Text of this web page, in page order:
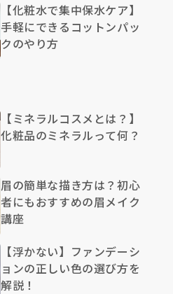
【化粧水で集中保水ケア】
手軽にできるコットンパッ
クのやり方
【ミネラルコスメとは？】
化粧品のミネラルって何？
眉の簡単な描き方は？初心
者にもおすすめの眉メイク
講座
【浮かない】ファンデーシ
ョンの正しい色の選び方を
解説！